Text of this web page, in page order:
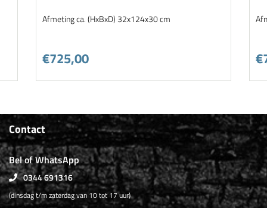
Afmeting ca. (HxBxD) 32x124x30 cm
€725,00
Contact
Bel of WhatsApp
0344 691316
(dinsdag t/m zaterdag van 10 tot 17 uur)